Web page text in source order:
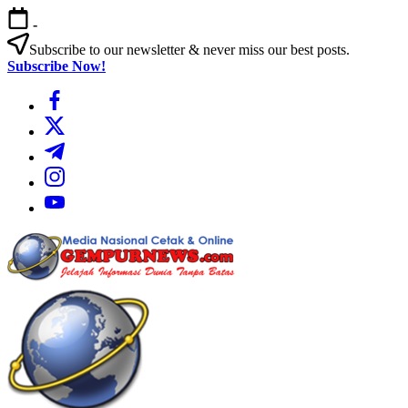
Skip
to
content
-
Subscribe to our newsletter & never miss our best posts.
Subscribe Now!
https://www.facebook.com/
https://twitter.com/
https://t.me/
https://www.instagram.com/
https://youtube.com/